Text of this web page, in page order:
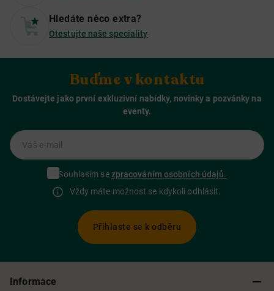
Hledáte něco extra?
Otestujte naše speciality
Buďme v kontaktu
Dostávejte jako první exkluzivní nabídky, novinky a pozvánky na
eventy.
Váš e-mail
Souhlasím sezpracováním osobních údajů.
Vždy máte možnost se kdykoli odhlásit.
Přihlaste se k odběru
Informace